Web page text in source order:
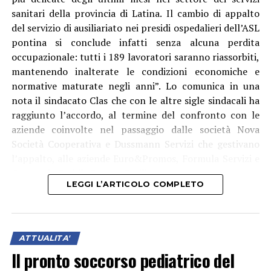
sanitari della provincia di Latina. Il cambio di appalto
del servizio di ausiliariato nei presidi ospedalieri dell’ASL
pontina si conclude infatti senza alcuna perdita
occupazionale: tutti i 189 lavoratori saranno riassorbiti,
mantenendo inalterate le condizioni economiche e
normative maturate negli anni”. Lo comunica in una
nota il sindacato Clas che con le altre sigle sindacali ha
raggiunto l’accordo, al termine del confronto con le
aziende coinvolte nel passaggio dalle società Nova
Società Cooperativa e Dussmann Servizi che gestivano
Consorzio Stabile Bacnet Facility.
LEGGI L’ARTICOLO COMPLETO
ATTUALITA'
Il pronto soccorso pediatrico del